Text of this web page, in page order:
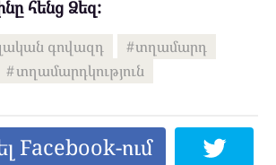
հենց Ձեզ:
գովազդ
տղամարդ
տղամարդկություն
Facebook-ում